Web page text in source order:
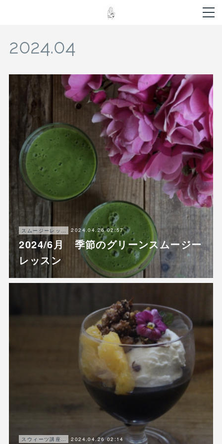
2024.04
2024.04.26 02:57
2024/6月 季節のグリーンスムージー
レッスン
スウィーツ講座ご案内 2024.04.26 02:14